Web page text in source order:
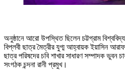
অনুষ্ঠানে আরো উপস্থিত ছিলেন চট্টগ্রাম
বিপ্লবী ছাত্র মৈত্রীর যুগ্ম আহ্বায়ক ইয়াসিন
ছাত্র পরিষদের চবি শাখার সাধারণ সম্পাদক ভুবন
সংগঠক চন্দনা রানী প্রমুখ।